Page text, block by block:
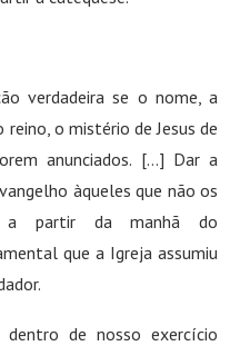
verdadeira se o nome, a
reino, o mistério de Jesus de
anunciados. […] Dar a
àqueles que não os
a partir da manhã do
que a Igreja assumiu
de nosso exercício